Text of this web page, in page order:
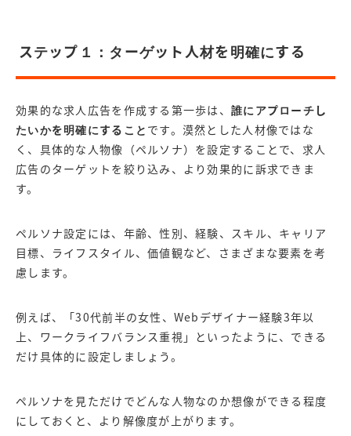
ステップ１：ターゲット人材を明確にする
効果的な求人広告を作成する第一歩は、誰にアプローチし
たいかを明確にすること です。漠然とした人材像ではな
く、具体的な人物像（ペルソナ）を設定することで、求人
広告のターゲットを絞り込み、より効果的に訴求できま
す。
ペルソナ設定には、年齢、性別、経験、スキル、キャリア
目標、ライフスタイル、価値観など、さまざまな要素を考
慮します。
例えば、「30代前半の女性、Webデザイナー経験3年以
上、ワークライフバランス重視」といったように、できる
だけ具体的に設定しましょう。
ペルソナを見ただけでどんな人物なのか想像ができる程度
にしておくと、より解像度が上がります。